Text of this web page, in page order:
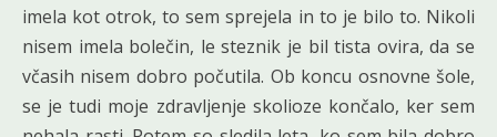
imela kot otrok, to sem sprejela in to je bilo to. Nikoli
nisem imela bolečin, le steznik je bil tista ovira, da se
včasih nisem dobro počutila. Ob koncu osnovne šole,
se je tudi moje zdravljenje skolioze končalo, ker sem